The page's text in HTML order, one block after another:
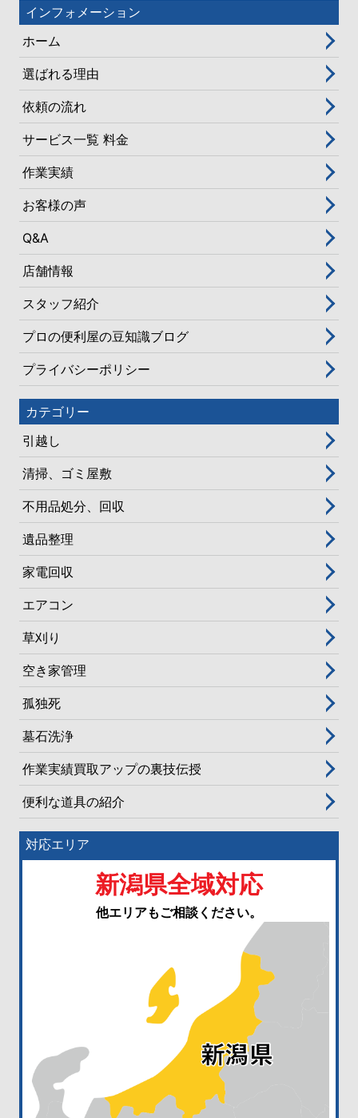
インフォメーション
ホーム
選ばれる理由
依頼の流れ
サービス一覧 料金
作業実績
お客様の声
Q&A
店舗情報
スタッフ紹介
プロの便利屋の豆知識ブログ
プライバシーポリシー
カテゴリー
引越し
清掃、ゴミ屋敷
不用品処分、回収
遺品整理
家電回収
エアコン
草刈り
空き家管理
孤独死
墓石洗浄
作業実績買取アップの裏技伝授
便利な道具の紹介
対応エリア
新潟県全域対応
他エリアもご相談ください。